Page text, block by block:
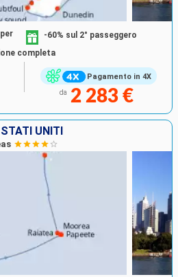
Pagamento in 4X
-60% sul 2° passeggero
completa
da 2 283 €
UNITI